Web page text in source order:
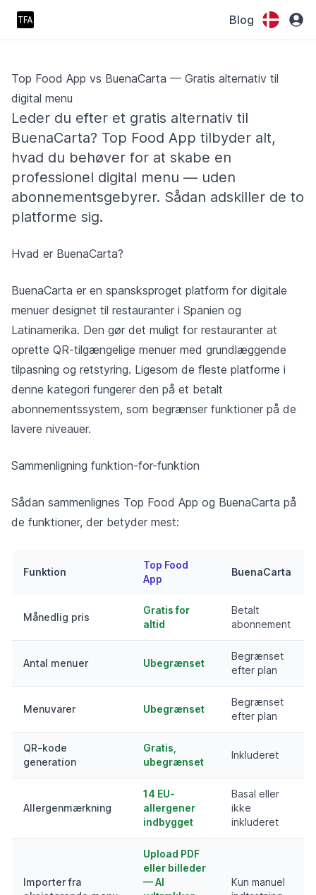
Blog
Top Food App vs BuenaCarta — Gratis alternativ til
digital menu
Leder du efter et gratis alternativ til
BuenaCarta? Top Food App tilbyder alt,
hvad du behøver for at skabe en
professionel digital menu — uden
abonnementsgebyrer. Sådan adskiller de to
platforme sig.
Hvad er BuenaCarta?
BuenaCarta er en spansksproget platform for digitale
menuer designet til restauranter i Spanien og
Latinamerika. Den gør det muligt for restauranter at
oprette QR-tilgængelige menuer med grundlæggende
tilpasning og retstyring. Ligesom de fleste platforme i
denne kategori fungerer den på et betalt
abonnementssystem, som begrænser funktioner på de
lavere niveauer.
Sammenligning funktion-for-funktion
Sådan sammenlignes Top Food App og BuenaCarta på
de funktioner, der betyder mest:
Funktion
Top Food
App
BuenaCarta
Månedlig pris
Gratis for
altid
Betalt
abonnement
Antal menuer Ubegrænset
Begrænset
efter plan
Menuvarer Ubegrænset
Begrænset
efter plan
QR-kode
generation
Gratis,
ubegrænset
Inkluderet
Allergenmærkning
14 EU-
allergener
indbygget
Basal eller
ikke
inkluderet
Importer fra
Upload PDF
eller billeder
— AI
Kun manuel